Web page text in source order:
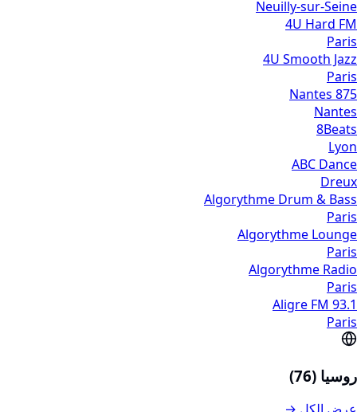
Neuilly-sur-Seine
4U Hard FM
Paris
4U Smooth Jazz
Paris
875 Nantes
Nantes
8Beats
Lyon
ABC Dance
Dreux
Algorythme Drum & Bass
Paris
Algorythme Lounge
Paris
Algorythme Radio
Paris
Aligre FM 93.1
Paris
روسيا (76)